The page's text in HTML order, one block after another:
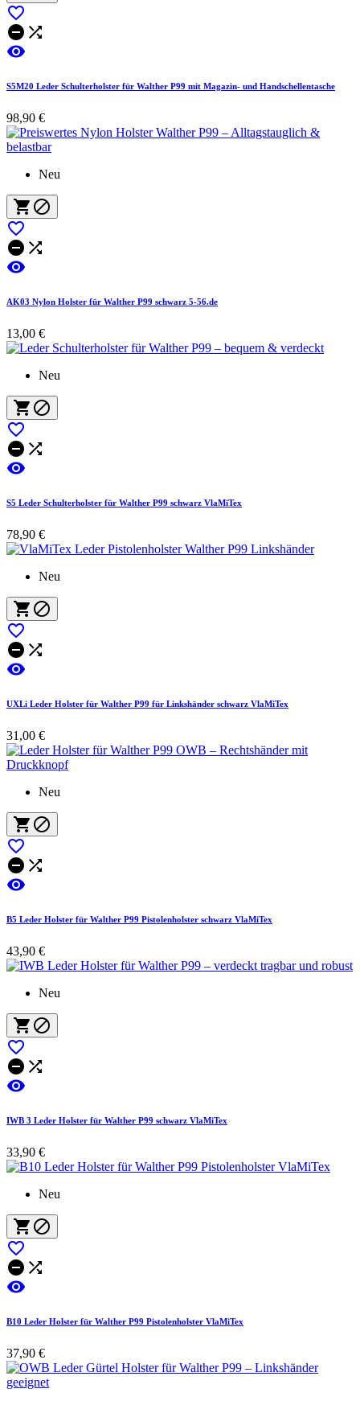

 

S5M20 Leder Schulterholster für Walther P99 mit Magazin- und Handschellentasche
98,90 €
Neu
 

 

AK03 Nylon Holster für Walther P99 schwarz 5-56.de
13,00 €
Neu
 

 

S5 Leder Schulterholster für Walther P99 schwarz VlaMiTex
78,90 €
Neu
 

 

UXLi Leder Holster für Walther P99 für Linkshänder schwarz VlaMiTex
31,00 €
Neu
 

 

B5 Leder Holster für Walther P99 Pistolenholster schwarz VlaMiTex
43,90 €
Neu
 

 

IWB 3 Leder Holster für Walther P99 schwarz VlaMiTex
33,90 €
Neu
 

 

B10 Leder Holster für Walther P99 Pistolenholster VlaMiTex
37,90 €